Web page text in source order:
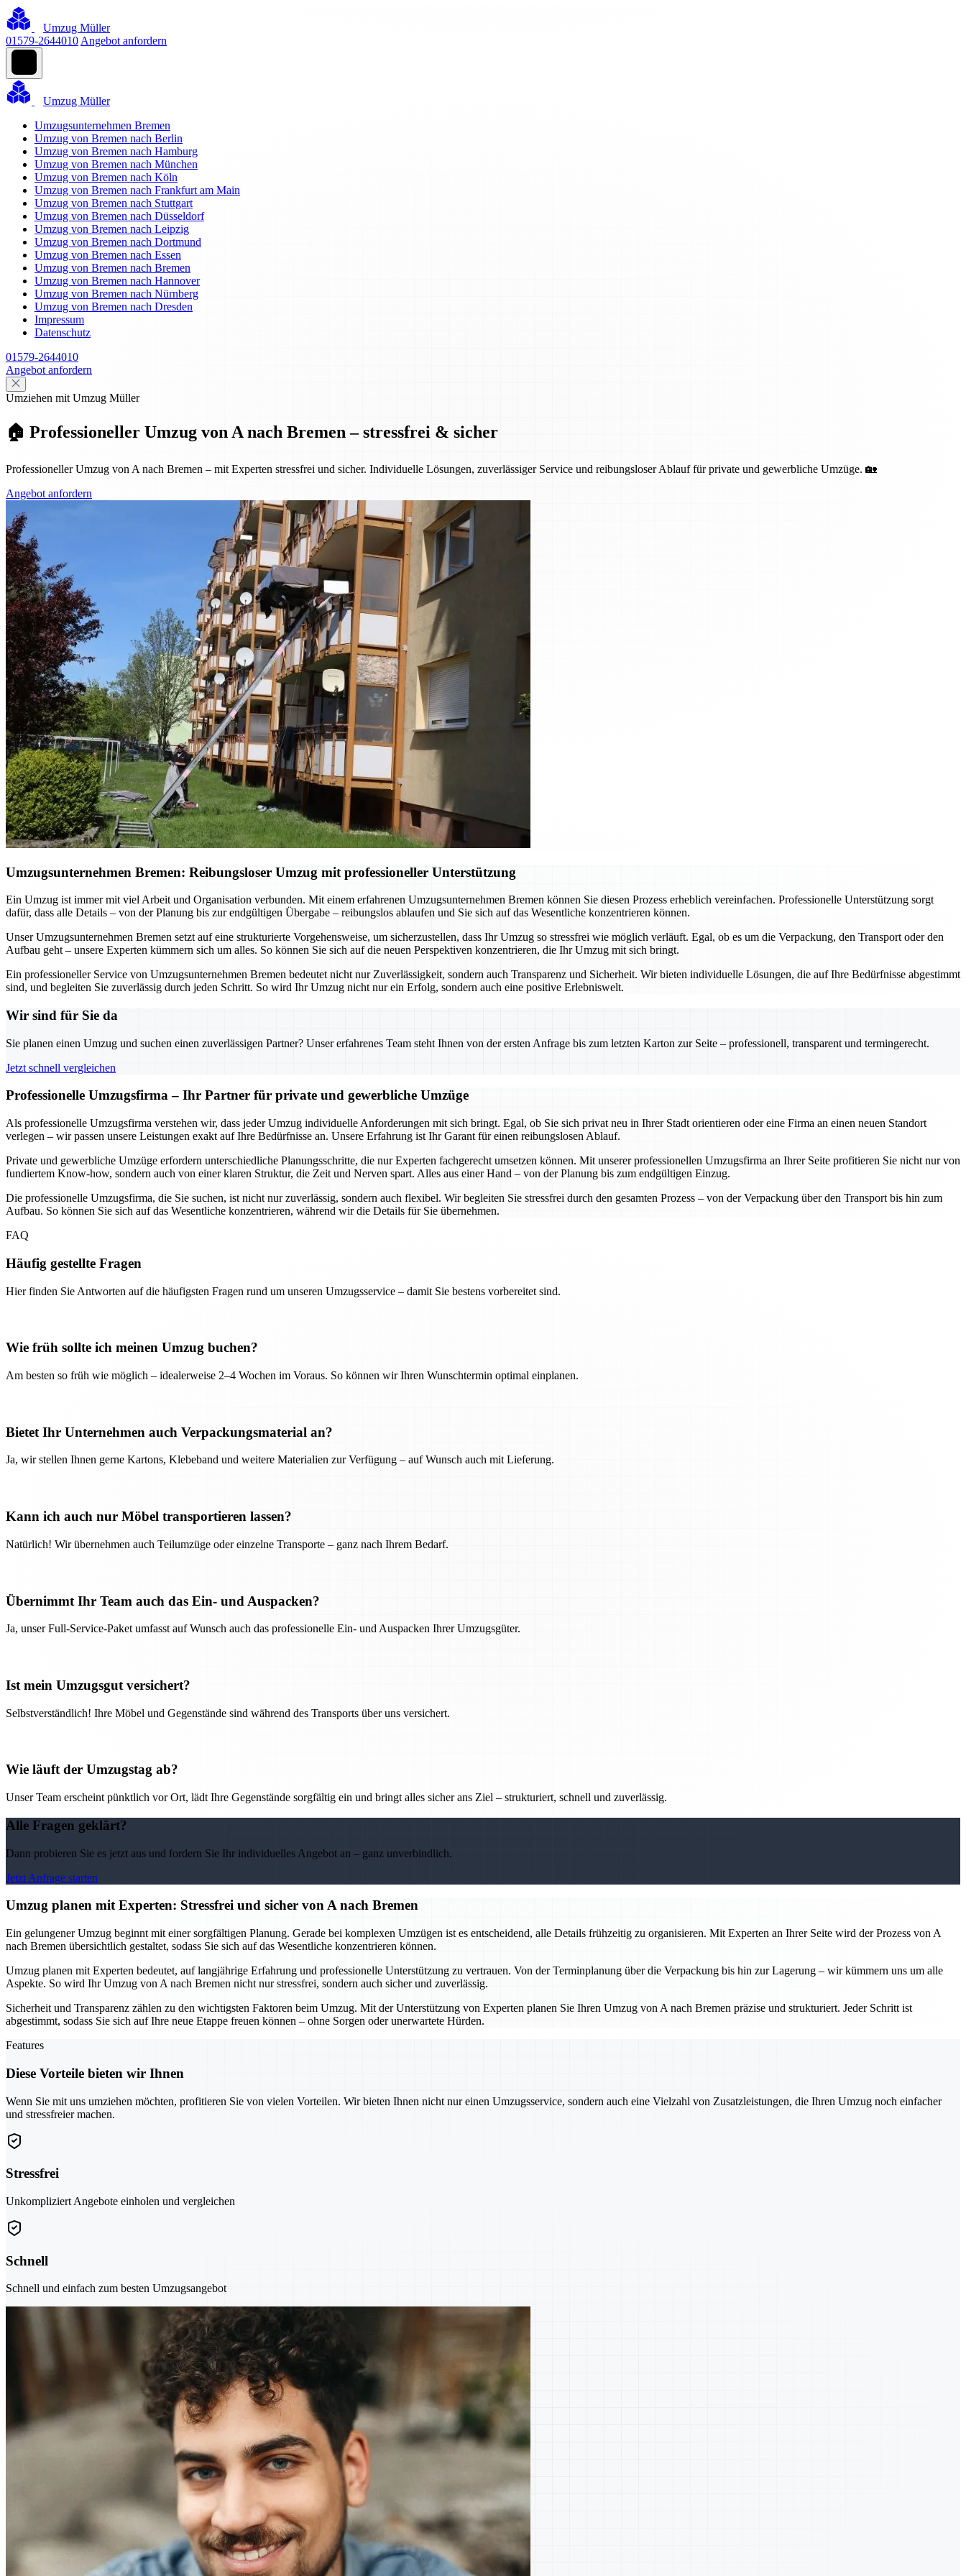
Umzug Müller
01579-2644010 Angebot anfordern
Umzug Müller
Umzugsunternehmen Bremen
Umzug von Bremen nach Berlin
Umzug von Bremen nach Hamburg
Umzug von Bremen nach München
Umzug von Bremen nach Köln
Umzug von Bremen nach Frankfurt am Main
Umzug von Bremen nach Stuttgart
Umzug von Bremen nach Düsseldorf
Umzug von Bremen nach Leipzig
Umzug von Bremen nach Dortmund
Umzug von Bremen nach Essen
Umzug von Bremen nach Bremen
Umzug von Bremen nach Hannover
Umzug von Bremen nach Nürnberg
Umzug von Bremen nach Dresden
Impressum
Datenschutz
01579-2644010
Angebot anfordern
Umziehen mit Umzug Müller
🏠 Professioneller Umzug von A nach Bremen – stressfrei & sicher
Professioneller Umzug von A nach Bremen – mit Experten stressfrei und sicher. Individuelle Lösungen, zuverlässiger Service und reibungsloser Ablauf für private und gewerbliche Umzüge. 🏡
Angebot anfordern
Umzugsunternehmen Bremen: Reibungsloser Umzug mit professioneller Unterstützung
Ein Umzug ist immer mit viel Arbeit und Organisation verbunden. Mit einem erfahrenen Umzugsunternehmen Bremen können Sie diesen Prozess erheblich vereinfachen. Professionelle Unterstützung sorgt
dafür, dass alle Details – von der Planung bis zur endgültigen Übergabe – reibungslos ablaufen und Sie sich auf das Wesentliche konzentrieren können.
Unser Umzugsunternehmen Bremen setzt auf eine strukturierte Vorgehensweise, um sicherzustellen, dass Ihr Umzug so stressfrei wie möglich verläuft. Egal, ob es um die Verpackung, den Transport oder den
Aufbau geht – unsere Experten kümmern sich um alles. So können Sie sich auf die neuen Perspektiven konzentrieren, die Ihr Umzug mit sich bringt.
Ein professioneller Service von Umzugsunternehmen Bremen bedeutet nicht nur Zuverlässigkeit, sondern auch Transparenz und Sicherheit. Wir bieten individuelle Lösungen, die auf Ihre Bedürfnisse abgestimmt
sind, und begleiten Sie zuverlässig durch jeden Schritt. So wird Ihr Umzug nicht nur ein Erfolg, sondern auch eine positive Erlebniswelt.
Wir sind für Sie da
Sie planen einen Umzug und suchen einen zuverlässigen Partner? Unser erfahrenes Team steht Ihnen von der ersten Anfrage bis zum letzten Karton zur Seite – professionell, transparent und termingerecht.
Jetzt schnell vergleichen
Professionelle Umzugsfirma – Ihr Partner für private und gewerbliche Umzüge
Als professionelle Umzugsfirma verstehen wir, dass jeder Umzug individuelle Anforderungen mit sich bringt. Egal, ob Sie sich privat neu in Ihrer Stadt orientieren oder eine Firma an einen neuen Standort
verlegen – wir passen unsere Leistungen exakt auf Ihre Bedürfnisse an. Unsere Erfahrung ist Ihr Garant für einen reibungslosen Ablauf.
Private und gewerbliche Umzüge erfordern unterschiedliche Planungsschritte, die nur Experten fachgerecht umsetzen können. Mit unserer professionellen Umzugsfirma an Ihrer Seite profitieren Sie nicht nur von
fundiertem Know-how, sondern auch von einer klaren Struktur, die Zeit und Nerven spart. Alles aus einer Hand – von der Planung bis zum endgültigen Einzug.
Die professionelle Umzugsfirma, die Sie suchen, ist nicht nur zuverlässig, sondern auch flexibel. Wir begleiten Sie stressfrei durch den gesamten Prozess – von der Verpackung über den Transport bis hin zum
Aufbau. So können Sie sich auf das Wesentliche konzentrieren, während wir die Details für Sie übernehmen.
FAQ
Häufig gestellte Fragen
Hier finden Sie Antworten auf die häufigsten Fragen rund um unseren Umzugsservice – damit Sie bestens vorbereitet sind.
Wie früh sollte ich meinen Umzug buchen?
Am besten so früh wie möglich – idealerweise 2–4 Wochen im Voraus. So können wir Ihren Wunschtermin optimal einplanen.
Bietet Ihr Unternehmen auch Verpackungsmaterial an?
Ja, wir stellen Ihnen gerne Kartons, Klebeband und weitere Materialien zur Verfügung – auf Wunsch auch mit Lieferung.
Kann ich auch nur Möbel transportieren lassen?
Natürlich! Wir übernehmen auch Teilumzüge oder einzelne Transporte – ganz nach Ihrem Bedarf.
Übernimmt Ihr Team auch das Ein- und Auspacken?
Ja, unser Full-Service-Paket umfasst auf Wunsch auch das professionelle Ein- und Auspacken Ihrer Umzugsgüter.
Ist mein Umzugsgut versichert?
Selbstverständlich! Ihre Möbel und Gegenstände sind während des Transports über uns versichert.
Wie läuft der Umzugstag ab?
Unser Team erscheint pünktlich vor Ort, lädt Ihre Gegenstände sorgfältig ein und bringt alles sicher ans Ziel – strukturiert, schnell und zuverlässig.
Alle Fragen geklärt?
Dann probieren Sie es jetzt aus und fordern Sie Ihr individuelles Angebot an – ganz unverbindlich.
Jetzt Anfrage starten
Umzug planen mit Experten: Stressfrei und sicher von A nach Bremen
Ein gelungener Umzug beginnt mit einer sorgfältigen Planung. Gerade bei komplexen Umzügen ist es entscheidend, alle Details frühzeitig zu organisieren. Mit Experten an Ihrer Seite wird der Prozess von A
nach Bremen übersichtlich gestaltet, sodass Sie sich auf das Wesentliche konzentrieren können.
Umzug planen mit Experten bedeutet, auf langjährige Erfahrung und professionelle Unterstützung zu vertrauen. Von der Terminplanung über die Verpackung bis hin zur Lagerung – wir kümmern uns um alle
Aspekte. So wird Ihr Umzug von A nach Bremen nicht nur stressfrei, sondern auch sicher und zuverlässig.
Sicherheit und Transparenz zählen zu den wichtigsten Faktoren beim Umzug. Mit der Unterstützung von Experten planen Sie Ihren Umzug von A nach Bremen präzise und strukturiert. Jeder Schritt ist
abgestimmt, sodass Sie sich auf Ihre neue Etappe freuen können – ohne Sorgen oder unerwartete Hürden.
Features
Diese Vorteile bieten wir Ihnen
Wenn Sie mit uns umziehen möchten, profitieren Sie von vielen Vorteilen. Wir bieten Ihnen nicht nur einen Umzugsservice, sondern auch eine Vielzahl von Zusatzleistungen, die Ihren Umzug noch einfacher
und stressfreier machen.
Stressfrei
Unkompliziert Angebote einholen und vergleichen
Schnell
Schnell und einfach zum besten Umzugsangebot